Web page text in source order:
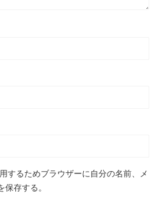
するためブラウザーに自分の名前、メ
存する。